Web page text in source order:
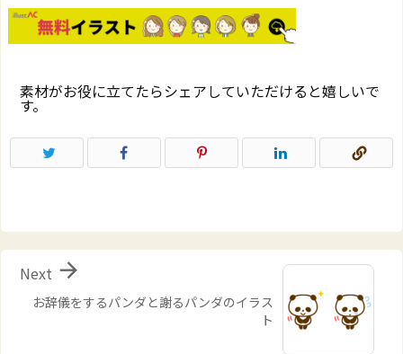
素材がお役に立てたらシェアしていただけると嬉しいで
す。
お辞儀をするパンダと謝るパンダのイラス
ト

Next